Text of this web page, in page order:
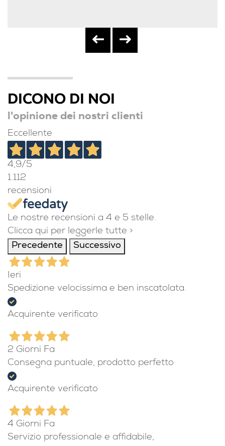
DICONO DI NOI
l'opinione dei nostri clienti
Eccellente
4,9/5
1.112
recensioni
Le nostre recensioni a 4 e 5 stelle.
Clicca qui per leggerle tutte >
Precedente
Successivo
Ieri
Spedizione velocissima e ben inscatolata.
Acquirente verificato
2 Giorni Fa
Consegna puntuale, prodotto perfetto
Acquirente verificato
4 Giorni Fa
Servizio professionale e affidabile,